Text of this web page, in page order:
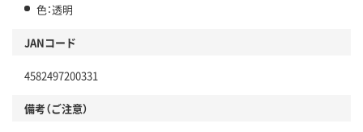
色：透明
JANコード
4582497200331
備考（ご注意）